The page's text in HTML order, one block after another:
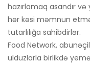
hazırlamaq asandır
hər kəsi məmnun
tutarlılığa sahibdirlər.
Food Network,
ulduzlarla birlikdə